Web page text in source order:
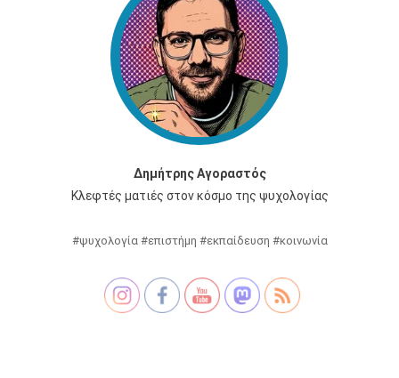
Δημήτρης Αγοραστός
Κλεφτές ματιές στον κόσμο της ψυχολογίας
#ψυχολογία #επιστήμη #εκπαίδευση #κοινωνία